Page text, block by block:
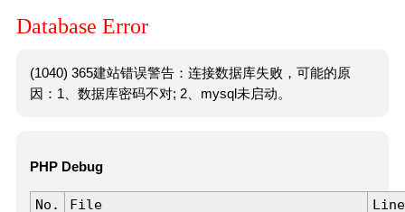
Database Error
(1040) 365建站错误警告：连接数据库失败，可能的原
因：1、数据库密码不对; 2、mysql未启动。
PHP Debug
No. File
Line